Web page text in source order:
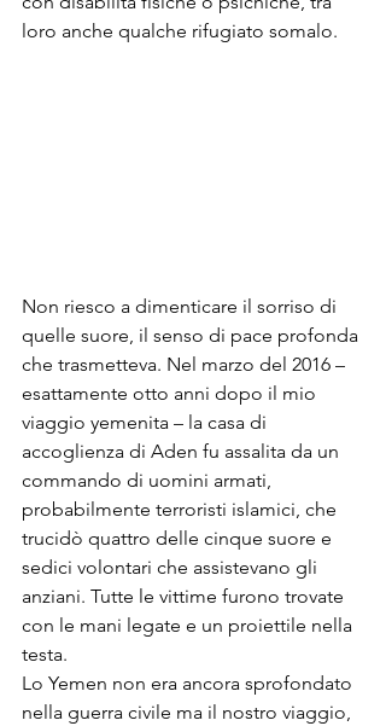
loro anche qualche rifugiato somalo.
Non riesco a dimenticare il sorriso di
quelle suore, il senso di pace profonda
che trasmetteva. Nel marzo del 2016 –
esattamente otto anni dopo il mio
viaggio yemenita – la casa di
accoglienza di Aden fu assalita da un
commando di uomini armati,
probabilmente terroristi islamici, che
trucidò quattro delle cinque suore e
sedici volontari che assistevano gli
anziani. Tutte le vittime furono trovate
con le mani legate e un proiettile nella
testa.
Lo Yemen non era ancora sprofondato
nella guerra civile ma il nostro viaggio,